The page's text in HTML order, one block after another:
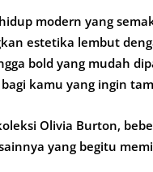
modern yang
estetika lembut
bold yang mudah
kamu yang ingin
Olivia Burton,
yang begitu